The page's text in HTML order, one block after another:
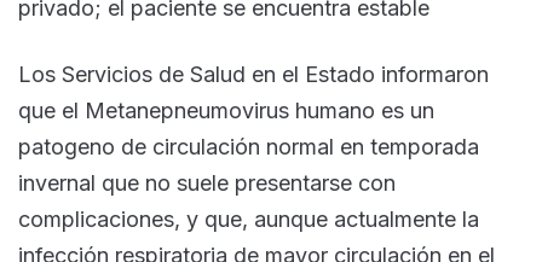
privado; el paciente se encuentra estable
Los Servicios de Salud en el Estado informaron
que el Metanepneumovirus humano es un
patogeno de circulación normal en temporada
invernal que no suele presentarse con
complicaciones, y que, aunque actualmente la
infección respiratoria de mayor circulación en el